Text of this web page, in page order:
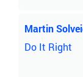
Martin
Do It Right